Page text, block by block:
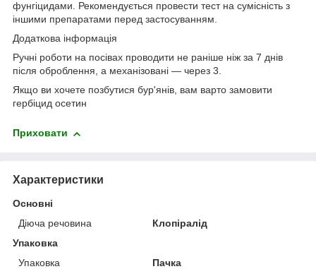
фунгіцидами. Рекомендується провести тест на сумісність з
іншими препаратами перед застосуванням.
Додаткова інформація
Ручні роботи на посівах проводити не раніше ніж за 7 днів
після оброблення, а механізовані — через 3.
Якщо ви хочете позбутися бур'янів, вам варто замовити
гербіцид осетин
Приховати
Характеристики
Основні
Діюча речовина
Клопіралід
Упаковка
Упаковка
Пачка